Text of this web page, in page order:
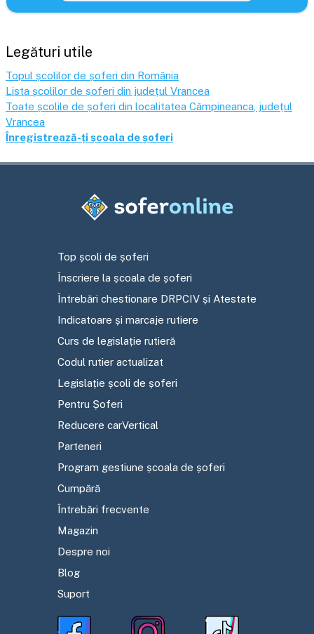
Legături utile
Topul școlilor de șoferi din România
Lista școlilor de șoferi din județul Vrancea
Toate școlile de șoferi din localitatea Câmpineanca , județul
Vrancea
Înregistrează-ți școala de șoferi
Top școli de șoferi
Înscriere la școala de șoferi
Întrebări chestionare DRPCIV și Atestate
Indicatoare și marcaje rutiere
Curs de legislație rutieră
Codul rutier actualizat
Legislație școli de șoferi
Pentru Șoferi
Reducere carVertical
Parteneri
Program gestiune școala de șoferi
Cumpără
Întrebări frecvente
Magazin
Despre noi
Blog
Suport